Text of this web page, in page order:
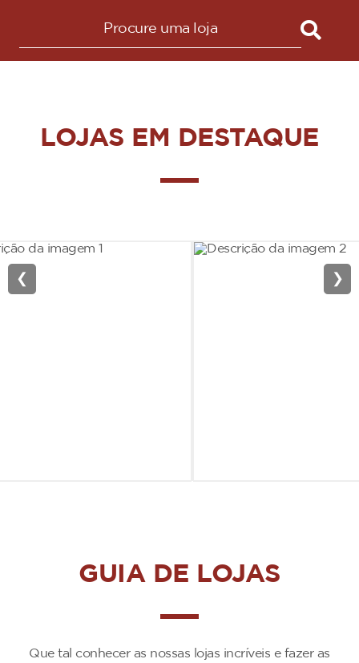
LOJAS EM DESTAQUE
❮ ❯
GUIA DE LOJAS
Que tal conhecer as nossas lojas incríveis e fazer as